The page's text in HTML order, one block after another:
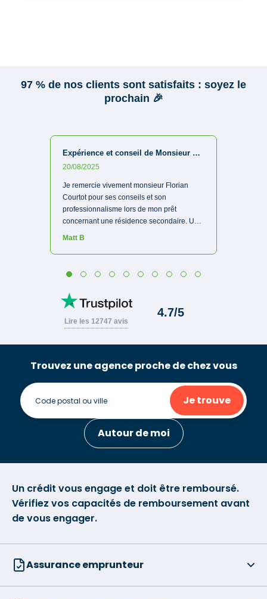
Trouvez une agence proche de chez vous
Je trouve
Autour de moi
Un crédit vous engage et doit être remboursé.
Vérifiez vos capacités de remboursement avant
de vous engager.
Assurance emprunteur